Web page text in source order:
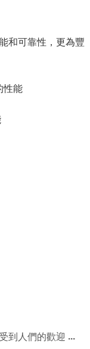
和可靠性，更為豐
能
到人們的歡迎